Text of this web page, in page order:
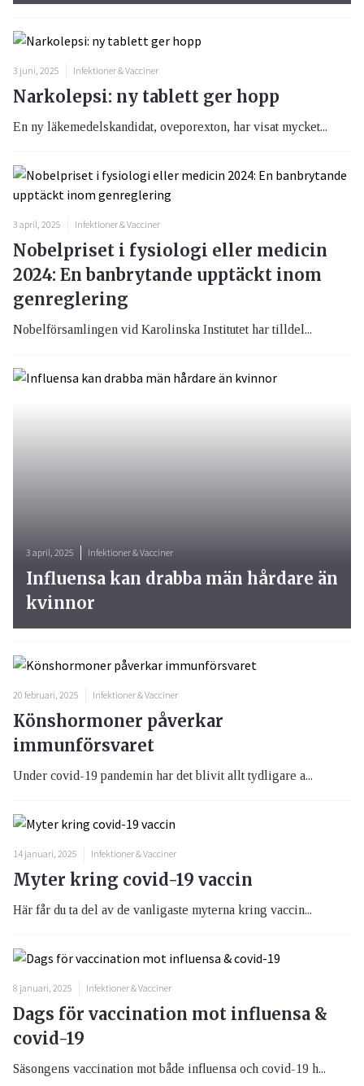
3 juni, 2025 Infektioner & Vacciner
Narkolepsi: ny tablett ger hopp
En ny läkemedelskandidat, oveporexton, har visat mycket...
3 april, 2025 Infektioner & Vacciner
Nobelpriset i fysiologi eller medicin
2024: En banbrytande upptäckt inom
genreglering
Nobelförsamlingen vid Karolinska Institutet har tilldel...
3 april, 2025 Infektioner & Vacciner
Influensa kan drabba män hårdare än
kvinnor
20 februari, 2025 Infektioner & Vacciner
Könshormoner påverkar
immunförsvaret
Under covid-19 pandemin har det blivit allt tydligare a...
14 januari, 2025 Infektioner & Vacciner
Myter kring covid-19 vaccin
Här får du ta del av de vanligaste myterna kring vaccin...
8 januari, 2025 Infektioner & Vacciner
Dags för vaccination mot influensa &
covid-19
Säsongens vaccination mot både influensa och covid-19 h...